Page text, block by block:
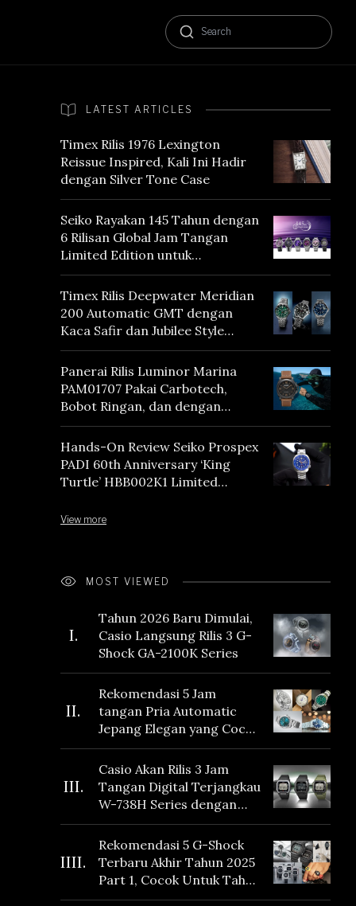
LATEST ARTICLES
Timex Rilis 1976 Lexington
Reissue Inspired, Kali Ini Hadir
dengan Silver Tone Case
Seiko Rayakan 145 Tahun dengan
6 Rilisan Global Jam Tangan
Limited Edition untuk
Menghormati Edo Purple,
Warna yang Mencerminkan
Warisan Tokyo
Timex Rilis Deepwater Meridian
200 Automatic GMT dengan
Kaca Safir dan Jubilee Style
Bracelet
Panerai Rilis Luminor Marina
PAM01707 Pakai Carbotech,
Bobot Ringan, dan dengan
Vintage Vibes
Hands-On Review Seiko Prospex
PADI 60th Anniversary ‘King
Turtle’ HBB002K1 Limited
View more
MOST VIEWED
I.
Tahun 2026 Baru Dimulai,
Casio Langsung Rilis 3 G-
Shock GA-2100K Series
II.
Rekomendasi 5 Jam
tangan Pria Automatic
Jepang Elegan yang Cocok
Dikoleksi di 2026
III.
Casio Akan Rilis 3 Jam
Tangan Digital Terjangkau
W-738H Series dengan
Masa Baterai 10 Tahun
dan Fitur Vibration
IIII.
Rekomendasi 5 G-Shock
Terbaru Akhir Tahun 2025
Part 1, Cocok Untuk Tahun
Baru!